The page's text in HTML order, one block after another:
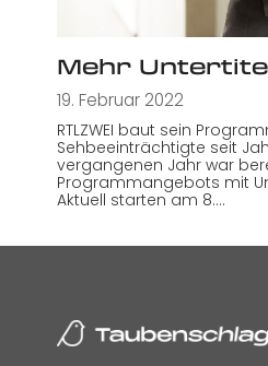
Mehr
19. Februar 2022
RTLZWEI baut sein
Sehbeeinträchtigte seit
vergangenen Jahr war
Programmangebots mit
Aktuell starten am 8.…